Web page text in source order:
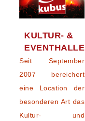
KULTUR- &
EVENTHALLE
Seit September
2007 bereichert
eine Location der
besonderen Art das
Kultur- und